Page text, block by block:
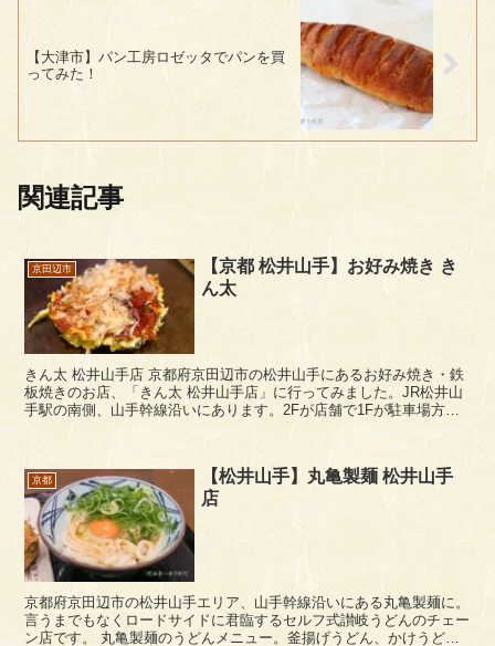
【大津市】パン工房ロゼッタでパンを買
ってみた！
関連記事
京田辺市
【京都 松井山手】お好み焼き き
ん太
きん太 松井山手店 京都府京田辺市の松井山手にあるお好み焼き・鉄
板焼きのお店、「きん太 松井山手店」に行ってみました。JR松井山
手駅の南側、山手幹線沿いにあります。2Fが店舗で1Fが駐車場方式
京都
【松井山手】丸亀製麺 松井山手
店
京都府京田辺市の松井山手エリア、山手幹線沿いにある丸亀製麺に。
言うまでもなくロードサイドに君臨するセルフ式讃岐うどんのチェー
ン店です。 丸亀製麺のうどんメニュー。釜揚げうどん、かけうどん